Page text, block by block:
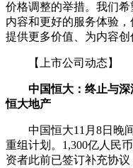
价格调整的举措。我们
内容和更好的服务体验
提供更多价值、为内容创
【上市公司动态】
中国恒大：终止与
恒大地产
中国恒大11月8日晚间
重组计划。1,300亿人民
资者此前已签订补充协